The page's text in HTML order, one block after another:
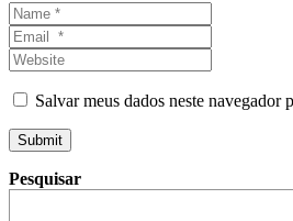
Name
*Email
*Website
Salvar meus dados neste navegador
Submit
Pesquisar